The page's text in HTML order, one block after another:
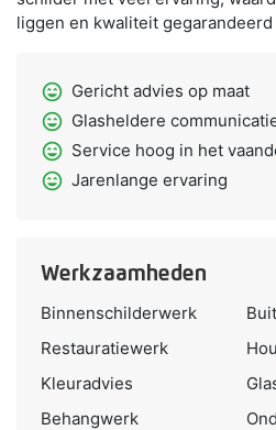
liggen en kwaliteit gegarandeerd
sentiment_very_satisfied Gericht advies op maat
sentiment_very_satisfied Glasheldere
sentiment_very_satisfied Service hoog in het
sentiment_very_satisfied Jarenlange ervaring
Werkzaamheden
Binnenschilderwerk
Restauratiewerk
Kleuradvies
Behangwerk